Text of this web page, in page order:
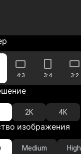
4:3 3:4 3:2
2K 4K
изображения
Medium High